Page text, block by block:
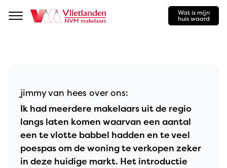
Navigation
Wat is mijn
huis waard
jimmy van hees over ons:
Ik had meerdere makelaars uit de regio
langs laten komen waarvan een aantal
een te vlotte babbel hadden en te veel
poespas om de woning te verkopen zeker
in deze huidige markt. Het introductie